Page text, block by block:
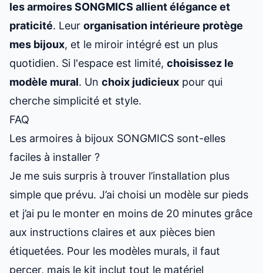
les armoires SONGMICS allient élégance et
praticité. Leur organisation intérieure protège
mes bijoux, et le miroir intégré est un plus
quotidien. Si l'espace est limité, choisissez le
modèle mural. Un choix judicieux pour qui
cherche simplicité et style.
FAQ
Les armoires à bijoux SONGMICS sont-elles
faciles à installer ?
Je me suis surpris à trouver l’installation plus
simple que prévu. J’ai choisi un modèle sur pieds
et j’ai pu le monter en moins de 20 minutes grâce
aux instructions claires et aux pièces bien
étiquetées. Pour les modèles murals, il faut
percer, mais le kit inclut tout le matériel